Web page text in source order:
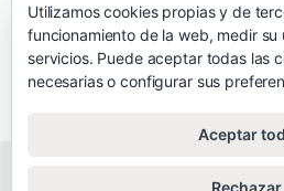
Utilizamos cookies propias y de
funcionamiento de la web, medir su
servicios. Puede aceptar todas las
necesarias o configurar sus
Aceptar
Rechazar